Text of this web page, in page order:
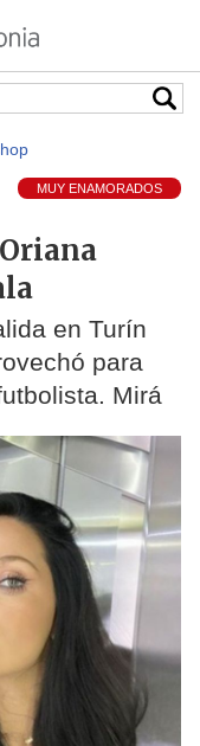
MUY ENAMORADOS
en Turín
para
Mirá